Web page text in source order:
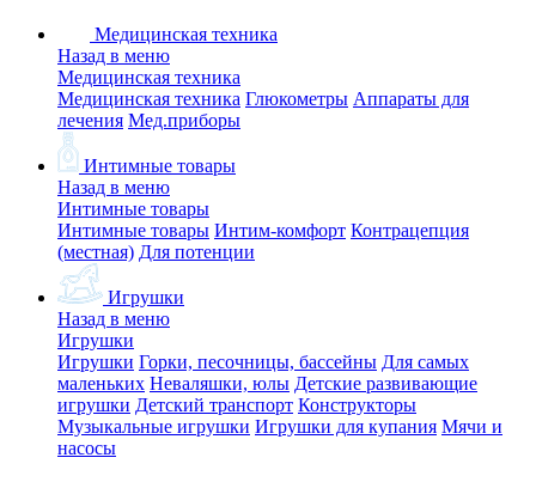
Медицинская техника
Назад в меню
Медицинская техника
Медицинская техника Глюкометры Аппараты для
лечения Мед.приборы
Интимные товары
Назад в меню
Интимные товары
Интимные товары Интим-комфорт Контрацепция
(местная) Для потенции
Игрушки
Назад в меню
Игрушки
Игрушки Горки, песочницы, бассейны Для самых
маленьких Неваляшки, юлы Детские развивающие
игрушки Детский транспорт Конструкторы
Музыкальные игрушки Игрушки для купания Мячи и
насосы